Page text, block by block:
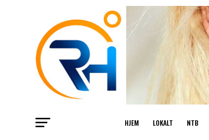
HJEM LOKALT NTB